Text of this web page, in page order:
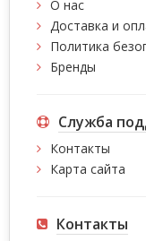
О нас
Доставка и
Политика
Бренды
Служба
Контакты
Карта сайта
Контакты